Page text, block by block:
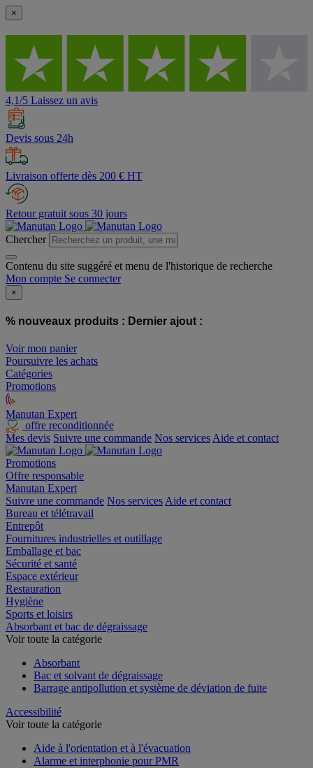
×
4,1/5 Laissez un avis
Devis sous 24h
Livraison offerte dès 200 € HT
Retour gratuit sous 30 jours
Chercher
Contenu du site suggéré et menu de l'historique de recherche
Mon compte Se connecter
×
% nouveaux produits : Dernier ajout :
Voir mon panier
Poursuivre les achats
Catégories
Promotions
Manutan Expert
offre reconditionnée
Mes devis Suivre une commande Nos services Aide et contact
Promotions
Offre responsable
Manutan Expert
Suivre une commande Nos services Aide et contact
Bureau et télétravail
Entrepôt
Fournitures industrielles et outillage
Emballage et bac
Sécurité et santé
Espace extérieur
Restauration
Hygiène
Sports et loisirs
Absorbant et bac de dégraissage
Voir toute la catégorie
Absorbant
Bac et solvant de dégraissage
Barrage antipollution et système de déviation de fuite
Accessibilité
Voir toute la catégorie
Aide à l'orientation et à l'évacuation
Alarme et interphonie pour PMR